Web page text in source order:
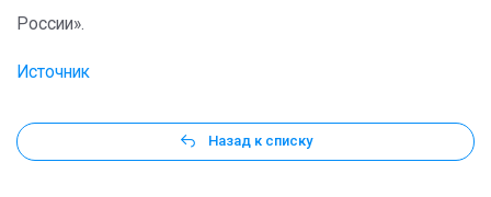
России».
Источник
Назад к списку